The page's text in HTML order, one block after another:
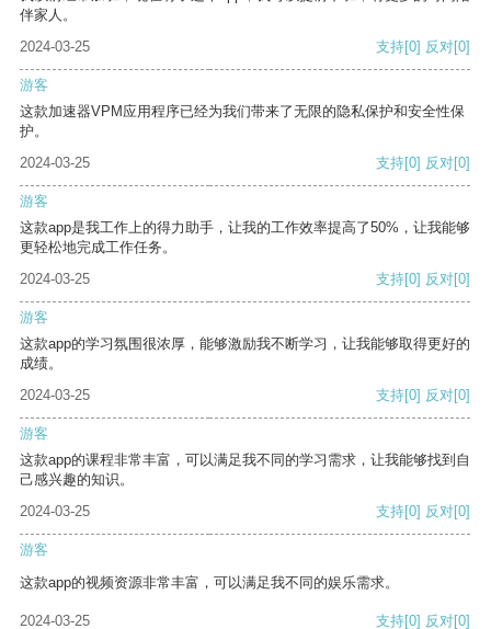
伴家人。
2024-03-25
支持[0] 反对[0]
游客
这款加速器VPM应用程序已经为我们带来了无限的隐私保护和安全性保
护。
2024-03-25
支持[0] 反对[0]
游客
这款app是我工作上的得力助手，让我的工作效率提高了50%，让我能够
更轻松地完成工作任务。
2024-03-25
支持[0] 反对[0]
游客
这款app的学习氛围很浓厚，能够激励我不断学习，让我能够取得更好的
成绩。
2024-03-25
支持[0] 反对[0]
游客
这款app的课程非常丰富，可以满足我不同的学习需求，让我能够找到自
己感兴趣的知识。
2024-03-25
支持[0] 反对[0]
游客
这款app的视频资源非常丰富，可以满足我不同的娱乐需求。
2024-03-25 支持[0] 反对[0]